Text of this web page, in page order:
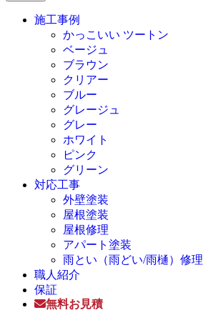
施工事例
かっこいい ツートン
ベージュ
ブラウン
クリアー
ブルー
グレージュ
グレー
ホワイト
ピンク
グリーン
対応工事
外壁塗装
屋根塗装
屋根修理
アパート塗装
雨とい（雨どい/雨樋）修理
職人紹介
保証
無料お見積